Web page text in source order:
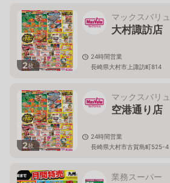
2枚
マックスバリュ
大村諏訪店
24時間営業
長崎県大村市上諏訪町814
2枚
マックスバリュ
空港通り店
24時間営業
長崎県大村市古賀島町525-4
業務スーパー